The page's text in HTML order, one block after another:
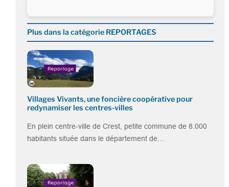
Plus dans la catégorie REPORTAGES
Villages Vivants, une foncière coopérative pour
redynamiser les centres-villes
En plein centre-ville de Crest, petite commune de 8.000
habitants située dans le département de…